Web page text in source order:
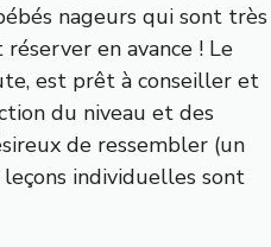
nageurs qui sont très
en avance ! Le
est prêt à conseiller et
du niveau et des
de ressembler (un
individuelles sont